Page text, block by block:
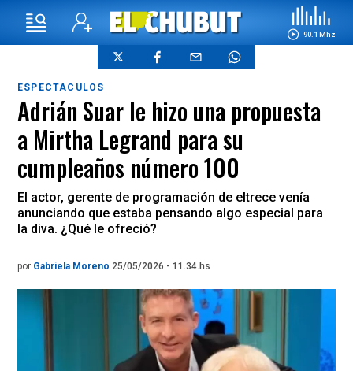
90.1 Mhz
ESPECTACULOS
Adrián Suar le hizo una propuesta
a Mirtha Legrand para su
cumpleaños número 100
El actor, gerente de programación de eltrece venía
anunciando que estaba pensando algo especial para
la diva. ¿Qué le ofreció?
por Gabriela Moreno 25/05/2026 - 11.34.hs